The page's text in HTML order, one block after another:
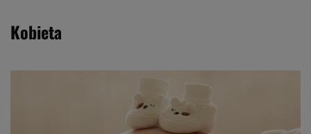
kobieta